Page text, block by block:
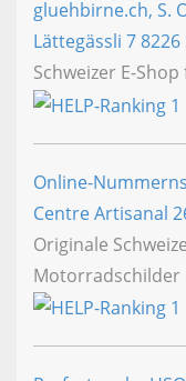
gluehbirne.ch, S.
Lättegässli 78226
Schweizer E-
Online-
Centre Artisanal
Originale
Motorradschilder